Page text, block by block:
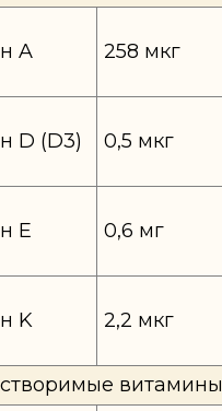
A 258 мкг
D (D3) 0,5 мкг
E 0,6 мг
K 2,2 мкг
витамины